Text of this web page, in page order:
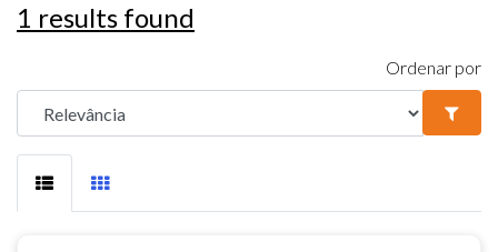
1 results found
Ordenar por